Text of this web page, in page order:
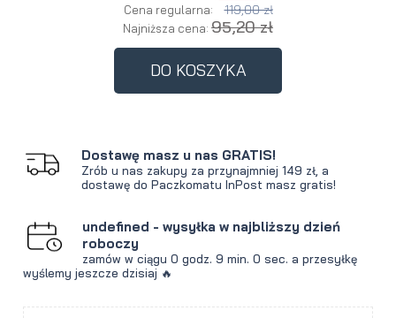
Cena regularna: 119,00 zł
Najniższa cena: 95,20 zł
DO KOSZYKA
Dostawę masz u nas GRATIS!
Zrób u nas zakupy za przynajmniej 149 zł, a
dostawę do Paczkomatu InPost masz gratis!
undefined - wysyłka w najbliższy dzień
roboczy
zamów w ciągu 0 godz. 8 min. 59 sec. a przesyłkę
wyślemy jeszcze dzisiaj 🔥